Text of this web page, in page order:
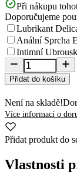
Při nákupu
Doporučujeme
Lubrikant
Anální Sprcha
Intimní
Přidat do košíku
Není na skladě!
Více informací o
Přidat produkt do
Vlastnosti